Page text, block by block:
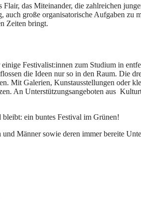
das Miteinander, die zahlreichen
große organisatorische Aufgaben
Zeiten bringt.
Festivalist:innen zum Studium in
die Ideen nur so in den Raum. Die
Mit Galerien, Kunstausstellungen oder
An Unterstützungsangeboten aus
bleibt: ein buntes Festival im Grünen!
Männer sowie deren immer bereite